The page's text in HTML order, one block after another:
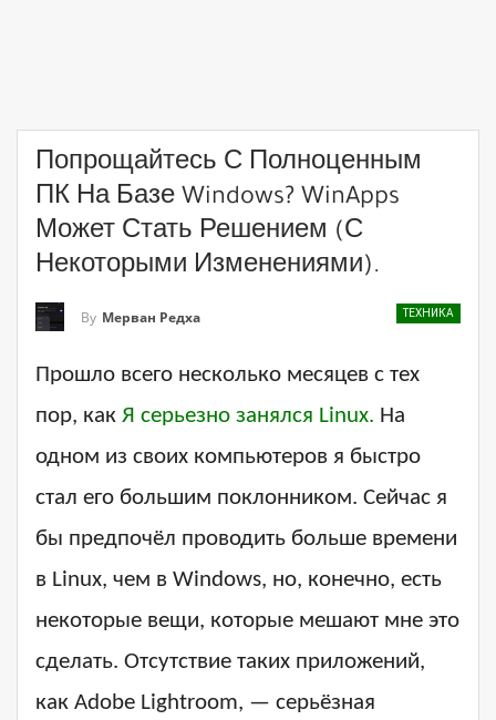
Попрощайтесь С Полноценным
ПК На Базе Windows? WinApps
Может Стать Решением (с
Некоторыми Изменениями).
ТЕХНИКА
By Мерван Редха
Прошло всего несколько месяцев с тех
пор, как Я серьезно занялся Linux. На
одном из своих компьютеров я быстро
стал его большим поклонником. Сейчас я
бы предпочёл проводить больше времени
в Linux, чем в Windows, но, конечно, есть
некоторые вещи, которые мешают мне это
сделать. Отсутствие таких приложений,
как Adobe Lightroom, — серьёзная